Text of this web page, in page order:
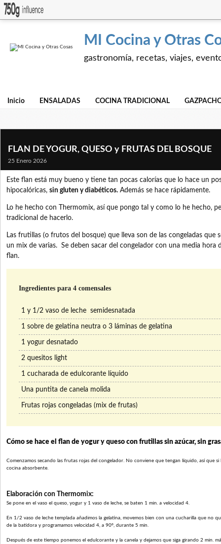
MI Cocina y Otras
gastronomía, recetas, viajes,
Inicio ENSALADAS COCINA TRADICIONAL
FLAN DE YOGUR, QUESO y FRUTAS DEL BOSQUE
25 Enero 2026
Este flan está muy bueno y tiene tan pocas calorías que lo hace un
hipocalóricas, sin gluten y diabéticos. Además se hace rápidamente.
Lo he hecho con Thermomix, así que pongo tal y como lo he hecho,
tradicional de hacerlo.
Las frutillas (o frutos del bosque) que lleva son de las congeladas que
un mix de varias. Se deben sacar del congelador con una media hora
flan.
Ingredientes para 4 comensales
1 y 1/2 vaso de leche semidesnatada
1 sobre de gelatina neutra o 3 láminas de gelatina
1 yogur desnatado
2 quesitos light
1 cucharada de edulcorante líquido
Una puntita de canela molida
Frutas rojas congeladas (mix de frutas)
Cómo se hace el flan de yogur y queso con frutillas sin azúcar, sin
Comenzamos secando las frutas rojas del congelador. No conviene que tengan líquido, así que
cocina absorbente.
Elaboración con Thermomix:
Se pone en el vaso el queso, yogur y 1 vaso de leche, se baten 1 min. a velocidad 4.
En 1/2 vaso de leche templada añadimos la gelatina, movemos bien con una cucharilla que no
de la batidora y programamos velocidad 4, a 90º, durante 5 min.
Después de este tiempo ponemos el edulcorante y la canela y dejamos que siga girando 2 min.